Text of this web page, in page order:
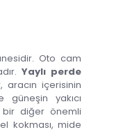
Oto cam
Yaylı perde
içerisinin
güneşin yakıcı
bir diğer önemli
kokması, mide